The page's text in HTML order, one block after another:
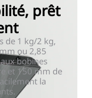
prêt
de 1 kg/2 kg,
ou 2,85
bobines
et 150 mm de
la